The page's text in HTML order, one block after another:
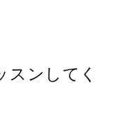
スンしてく